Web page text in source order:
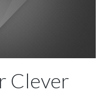
Clever